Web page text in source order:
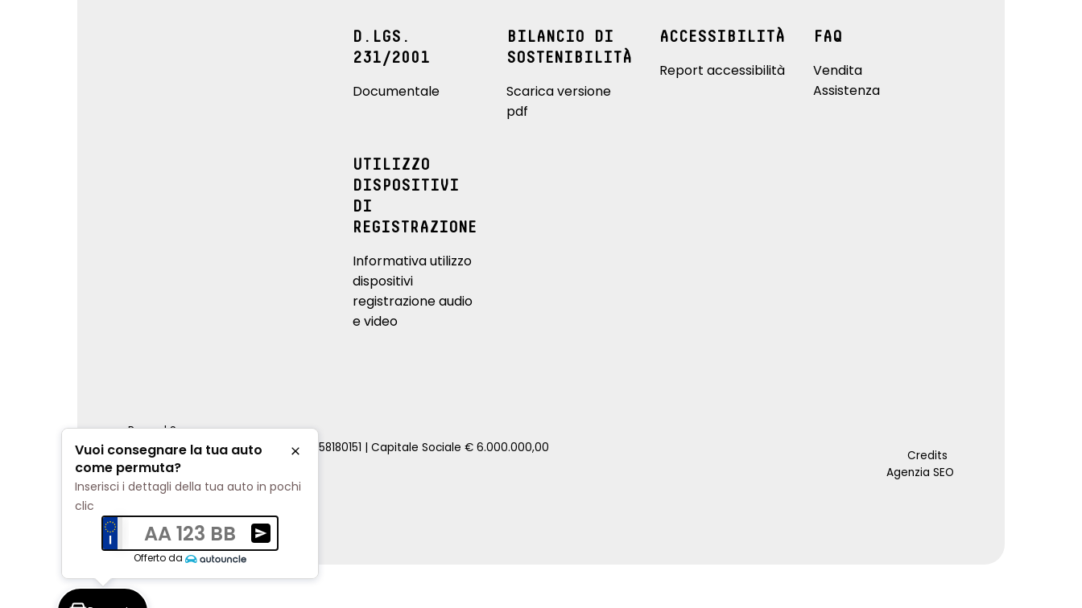
D.LGS.
231/2001
Documentale
BILANCIO DI
SOSTENIBILITÀ
Scarica versione
pdf
ACCESSIBILITÀ
Report accessibilità
FAQ
Vendita
Assistenza
UTILIZZO
DISPOSITIVI
DI
REGISTRAZIONE
Informativa utilizzo
dispositivi
registrazione audio
e video
Renord S.p.a.
REA Milano 810796 | P.IVA e C.F. 00858180151 | Capitale Sociale € 6.000.000,00
Cookie Policy
Privacy Policy
Impostazioni di tracciamento
Credits
Agenzia SEO
Vuoi consegnare la tua auto
come permuta?
Chiudi
Inserisci i dettagli della tua auto in pochi
clic
AA 123 BB
Ricevi una valutazione della tua auto senza impegno
Offerto da